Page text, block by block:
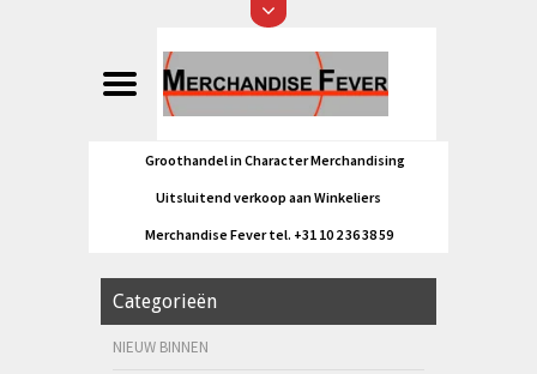
Groothandel in Character Merchandising
Uitsluitend verkoop aan Winkeliers
Merchandise Fever tel. +31 10 2 36 38 59
Categorieën
NIEUW BINNEN